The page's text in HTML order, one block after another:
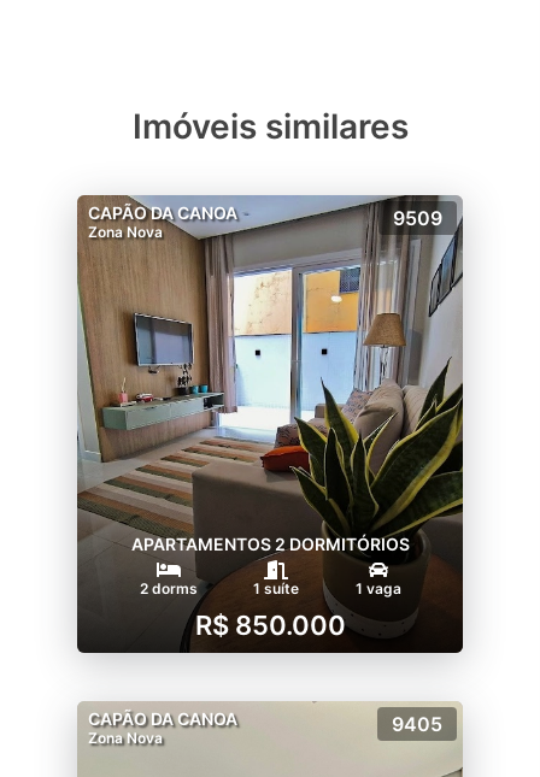
Imóveis similares
CAPÃO DA CANOA
Zona Nova
9509
APARTAMENTOS 2 DORMITÓRIOS
2 dorms 1 suíte 1 vaga
R$ 850.000
CAPÃO DA CANOA
Zona Nova
9405